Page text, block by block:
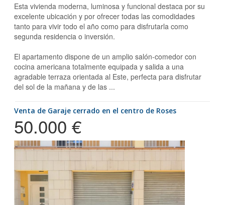
Esta vivienda moderna, luminosa y funcional destaca por su
excelente ubicación y por ofrecer todas las comodidades
tanto para vivir todo el año como para disfrutarla como
segunda residencia o inversión.
El apartamento dispone de un amplio salón-comedor con
cocina americana totalmente equipada y salida a una
agradable terraza orientada al Este, perfecta para disfrutar
del sol de la mañana y de las ...
Venta de Garaje cerrado en el centro de Roses
50.000 €